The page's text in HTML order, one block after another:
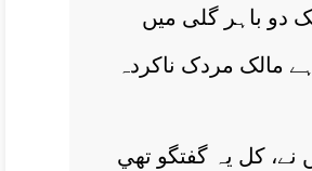
دو باہر گلی ميں
مالک مردک ناکردہ
نے، کل يہ گفتگو تھي